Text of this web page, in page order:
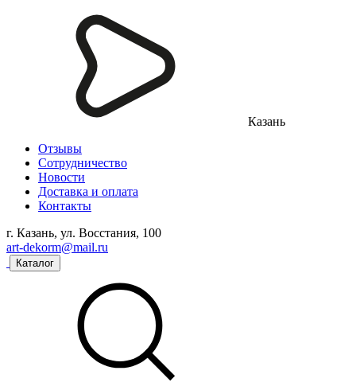
Казань
Отзывы
Сотрудничество
Новости
Доставка и оплата
Контакты
г. Казань, ул. Восстания, 100
art-dekorm@mail.ru
Каталог